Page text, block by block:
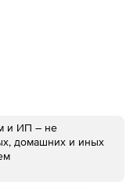
и ИП – не
домашних и иных